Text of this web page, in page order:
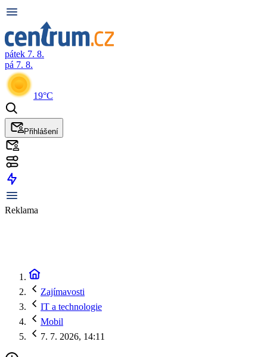
pátek 7. 8.
pá 7. 8.
19°C
Přihlášení
Reklama
Zajímavosti
IT a technologie
Mobil
7. 7. 2026, 14:11